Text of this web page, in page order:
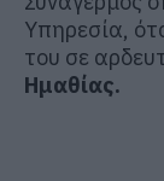
Υπηρεσία,
του σε
Ημαθίας.